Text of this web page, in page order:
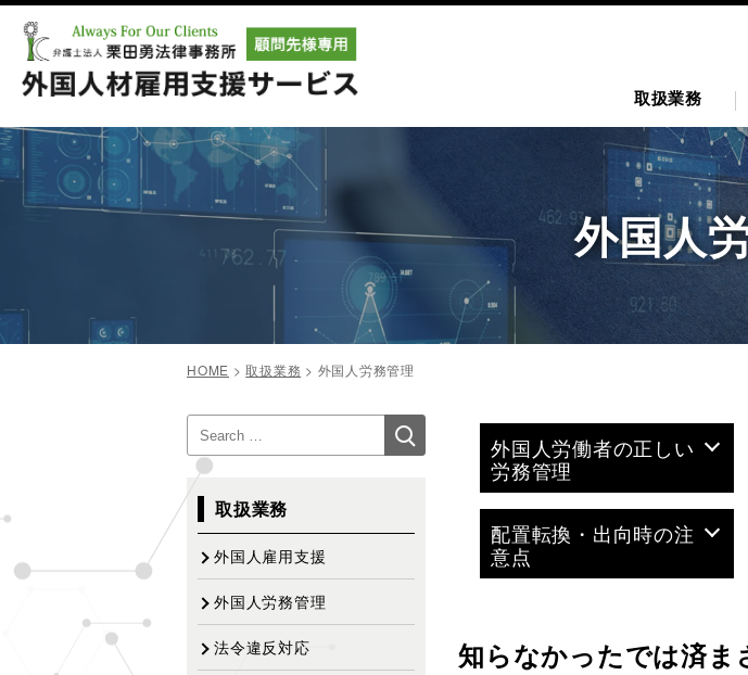
コ
へ
ス
キ
取扱業務
外国人
HOME >取扱業務 > 外国人労務管理
外国人労働者の正しい
労務管理
配置転換・出向時の注
意点
知らなかったでは済ま
検
索:
検
索
取扱業務
外国人雇用支援
外国人労務管理
法令違反対応